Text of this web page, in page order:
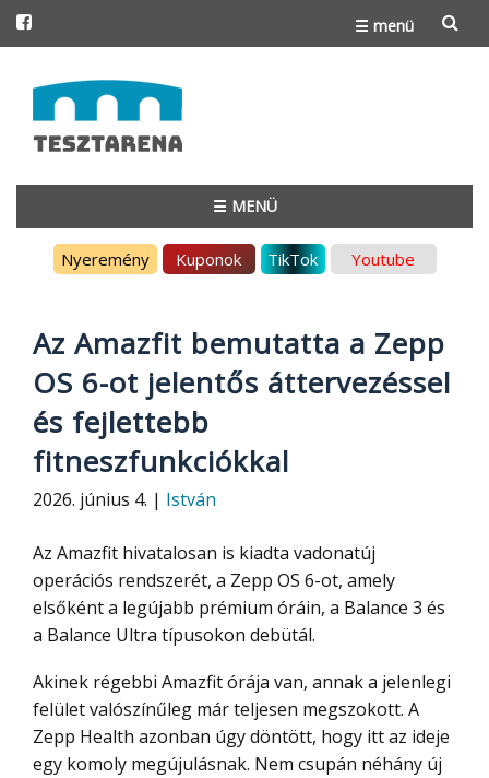
☰ menü
to
content
☰ MENÜ
Nyeremény Kuponok TikTok Youtube
Az Amazfit bemutatta a Zepp
OS 6-ot jelentős áttervezéssel
és fejlettebb
fitneszfunkciókkal
2026. június 4. | István
Az Amazfit hivatalosan is kiadta vadonatúj
operációs rendszerét, a Zepp OS 6-ot, amely
elsőként a legújabb prémium óráin, a Balance 3 és
a Balance Ultra típusokon debütál.
Akinek régebbi Amazfit órája van, annak a jelenlegi
felület valószínűleg már teljesen megszokott. A
Zepp Health azonban úgy döntött, hogy itt az ideje
egy komoly megújulásnak. Nem csupán néhány új